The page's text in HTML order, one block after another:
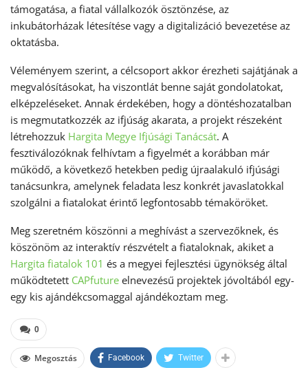
támogatása, a fiatal vállalkozók ösztönzése, az
inkubátorházak létesítése vagy a digitalizáció bevezetése az
oktatásba.
Véleményem szerint, a célcsoport akkor érezheti sajátjának a
megvalósításokat, ha viszontlát benne saját gondolatokat,
elképzeléseket. Annak érdekében, hogy a döntéshozatalban
is megmutatkozzék az ifjúság akarata, a projekt részeként
létrehozzuk Hargita Megye Ifjúsági Tanácsát. A
fesztiválozóknak felhívtam a figyelmét a korábban már
működő, a következő hetekben pedig újraalakuló ifjúsági
tanácsunkra, amelynek feladata lesz konkrét javaslatokkal
szolgálni a fiatalokat érintő legfontosabb témaköröket.
Meg szeretném köszönni a meghívást a szervezőknek, és
köszönöm az interaktív részvételt a fiataloknak, akiket a
Hargita fiatalok 101 és a megyei fejlesztési ügynökség által
működtetett CAPfuture elnevezésű projektek jóvoltából egy-
egy kis ajándékcsomaggal ajándékoztam meg.
0
Megosztás Facebook Twitter